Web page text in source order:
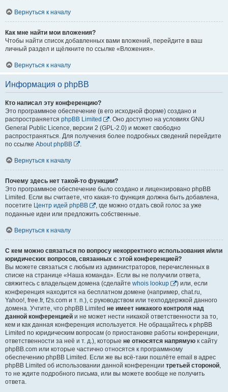
Вернуться к началу
Как мне найти мои вложения?
Чтобы найти список добавленных вами вложений, перейдите в ваш
личный раздел и щёлкните по ссылке «Вложения».
Вернуться к началу
Информация о phpBB
Кто написал эту конференцию?
Это программное обеспечение (в его исходной форме) создано и
распространяется phpBB Limited
. Оно доступно на условиях GNU
General Public Licence, версии 2 (GPL-2.0) и может свободно
распространяться. Для получения более подробных сведений перейдите
по ссылке About phpBB
Вернуться к началу
Почему здесь нет такой-то функции?
Это программное обеспечение было создано и лицензировано phpBB
Limited. Если вы считаете, что какая-то функция должна быть добавлена,
посетите Центр идей phpBB
, где можно отдать свой голос за уже
поданные идеи или предложить собственные.
Вернуться к началу
С кем можно связаться по вопросу некорректного использования и/или
юридических вопросов, связанных с этой конференцией?
Вы можете связаться с любым из администраторов, перечисленных в
списке на странице «Наша команда». Если вы не получили ответа,
свяжитесь с владельцем домена (сделайте whois lookup
) или, если
конференция находится на бесплатном домене (например, chat.ru,
Yahoo!, free.fr, f2s.com и т. п.), с руководством или техподдержкой данного
домена. Учтите, что phpBB Limited не имеет никакого контроля над
данной конференцией и не может нести никакой ответственности за то,
кем и как данная конференция используется. Не обращайтесь к phpBB
Limited по юридическим вопросам (о приостановке работы конференции,
ответственности за неё и т. д.), которые не относятся напрямую к сайту
phpBB.com или которые частично относятся к программному
обеспечению phpBB Limited. Если же вы всё-таки пошлёте email в адрес
phpBB Limited об использовании данной конференции третьей стороной,
то не ждите подробного письма, или вы можете вообще не получить
ответа.